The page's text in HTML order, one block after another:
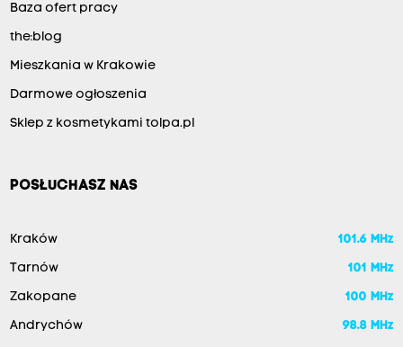
Baza ofert pracy
the:blog
Mieszkania w Krakowie
Darmowe ogłoszenia
Sklep z kosmetykami tolpa.pl
POSŁUCHASZ NAS
Kraków 101.6 MHz
Tarnów 101 MHz
Zakopane 100 MHz
Andrychów 98.8 MHz